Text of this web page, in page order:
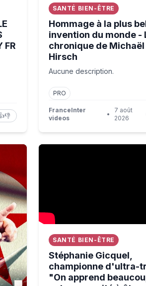
FR
👎
SANTÉ BIEN-ÊTRE
Hommage à la plus
invention du monde -
chronique de Michaël
Hirsch
Aucune description.
PRO
FranceInter
videos
•
7 août
2026
Stéphanie Gicquel,
SANTÉ BIEN-ÊTRE
Stéphanie Gicquel,
championne d'ultra-
"On apprend